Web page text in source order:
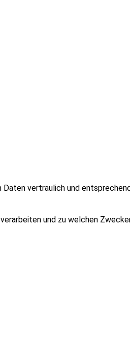
Daten vertraulich und
und zu welchen